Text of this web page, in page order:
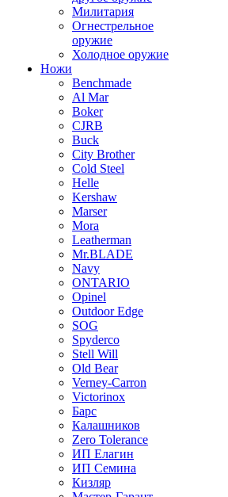
Милитария
Огнестрельное
оружие
Холодное оружие
Ножи
Benchmade
Al Mar
Boker
CJRB
Buck
City Brother
Cold Steel
Helle
Kershaw
Marser
Mora
Leatherman
Mr.BLADE
Navy
ONTARIO
Opinel
Outdoor Edge
SOG
Spyderco
Stell Will
Old Bear
Verney-Carron
Victorinox
Барс
Калашников
Zero Tolerance
ИП Елагин
ИП Семина
Кизляр